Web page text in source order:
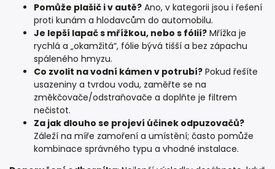
Pomůže plašič i v autě? Ano, v kategorii jsou i řešení
proti kunám a hlodavcům do automobilu.
Je lepší lapač s mřížkou, nebo s fólií? Mřížka je
rychlá a „okamžitá“, fólie bývá tišší a bez zápachu
spáleného hmyzu.
Co zvolit na vodní kámen v potrubí? Pokud řešíte
usazeniny a tvrdou vodu, zaměřte se na
změkčovače/odstraňovače a doplňte je filtrem
nečistot.
Za jak dlouho se projeví účinek odpuzovačů?
Záleží na míře zamoření a umístění; často pomůže
kombinace správného typu a vhodné instalace.